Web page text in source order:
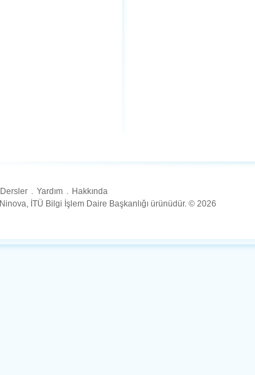
Dersler . Yardım . Hakkında
Ninova, İTÜ Bilgi İşlem Daire Başkanlığı ürünüdür. © 2026